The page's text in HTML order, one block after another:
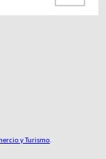
y Turismo.